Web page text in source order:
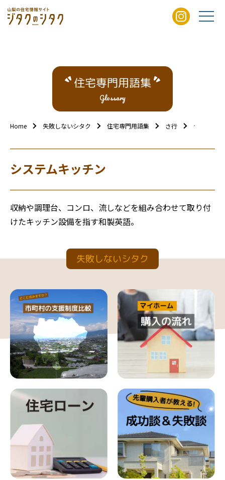
住宅専門用語集
Glossary
Home 失敗しないシタク 住宅専門用語集 さ行 システム
システムキッチン
収納や調理台、コンロ、流しなどを組み合わせて取り付
けたキッチン設備を指す和製英語。
失敗しないシタク